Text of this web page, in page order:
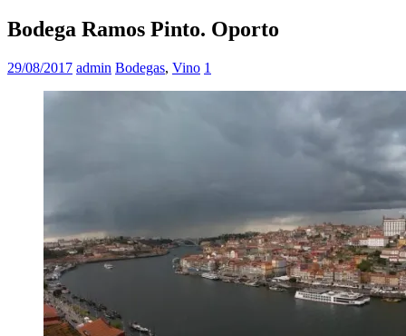
Bodega Ramos Pinto. Oporto
29/08/2017 admin Bodegas, Vino 1